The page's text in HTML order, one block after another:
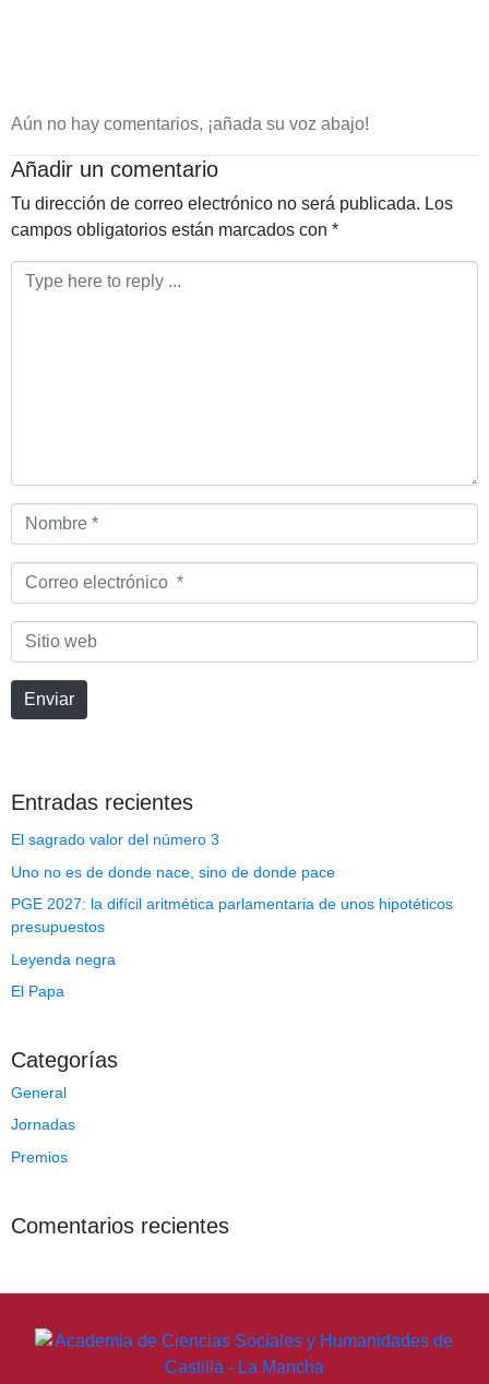
Aún no hay comentarios, ¡añada su voz abajo!
Añadir un comentario
Tu dirección de correo electrónico no será publicada. Los
campos obligatorios están marcados con *
Comentario
Nombre
*
Correo
electrónico
*Sitio
web
Enviar
Entradas recientes
El sagrado valor del número 3
Uno no es de donde nace, sino de donde pace
PGE 2027: la difícil aritmética parlamentaria de unos hipotéticos
presupuestos
Leyenda negra
El Papa
Categorías
General
Jornadas
Premios
Comentarios recientes